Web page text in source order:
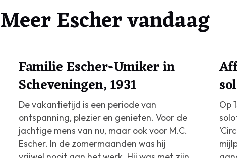
Meer Escher vandaag
Familie Escher-Umiker in
Scheveningen, 1931
De vakantietijd is een periode van
ontspanning, plezier en genieten. Voor de
jachtige mens van nu, maar ook voor M.C.
Escher. In de zomermaanden was hij
Op